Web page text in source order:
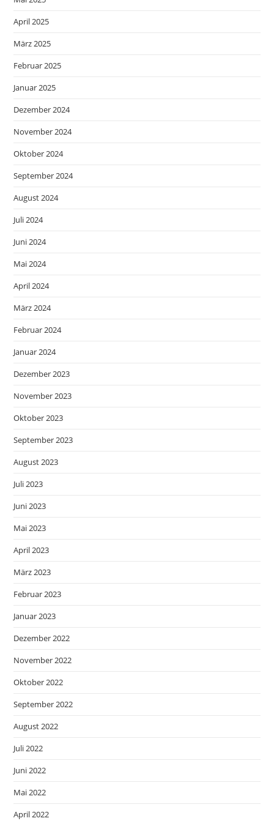
April 2025
März 2025
Februar 2025
Januar 2025
Dezember 2024
November 2024
Oktober 2024
September 2024
August 2024
Juli 2024
Juni 2024
Mai 2024
April 2024
März 2024
Februar 2024
Januar 2024
Dezember 2023
November 2023
Oktober 2023
September 2023
August 2023
Juli 2023
Juni 2023
Mai 2023
April 2023
März 2023
Februar 2023
Januar 2023
Dezember 2022
November 2022
Oktober 2022
September 2022
August 2022
Juli 2022
Juni 2022
Mai 2022
April 2022